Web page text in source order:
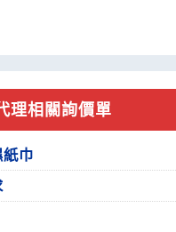
理相關詢價單
巾